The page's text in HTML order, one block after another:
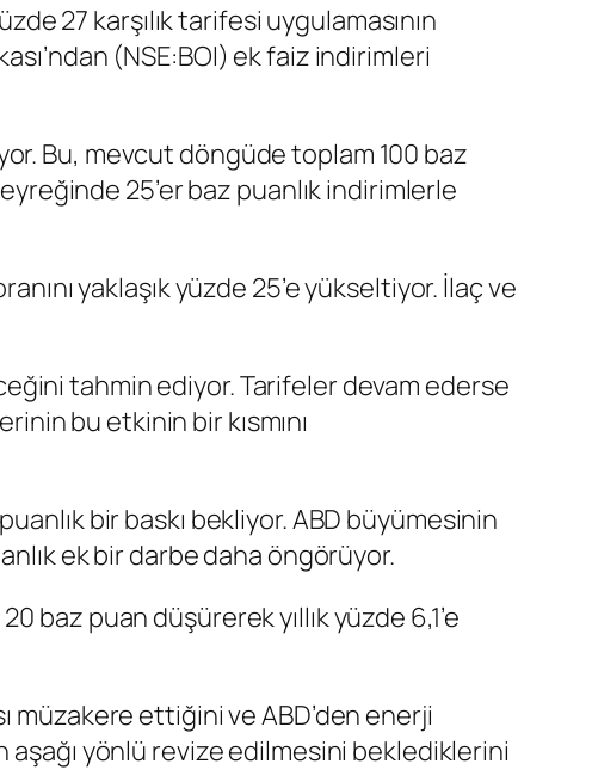
27 karşılık tarifesi uygulamasının
(NSE:BOI) ek faiz indirimleri
Bu, mevcut döngüde toplam 100 baz
25’er baz puanlık indirimlerle
yaklaşık yüzde 25’e yükseltiyor. İlaç ve
tahmin ediyor. Tarifeler devam ederse
bu etkinin bir kısmını
bir baskı bekliyor. ABD büyümesinin
ek bir darbe daha öngörüyor.
baz puan düşürerek yıllık yüzde 6,1’e
müzakere ettiğini ve ABD’den enerji
aşağı yönlü revize edilmesini beklediklerini